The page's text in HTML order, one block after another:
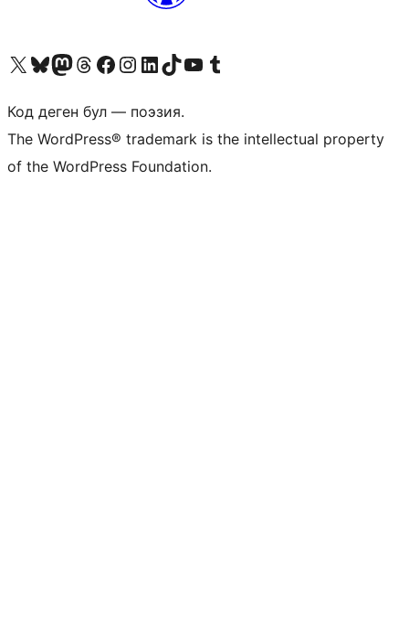
Visit our X (formerly Twitter) account
Visit our Bluesky account
Биздин Mastodon түрмөгүбүзгө баш багыңыз
Visit our Threads account
Биздин Facebook баракчабызга кириңиз
Биздин Instagram баракчабызга баш багыңыз
Биздин LinkedIn баракчабызга баш багыңыз
Visit our TikTok account
Visit our YouTube channel
Visit our Tumblr account
Код деген бул — поэзия.
The WordPress® trademark is the intellectual property
of the WordPress Foundation.